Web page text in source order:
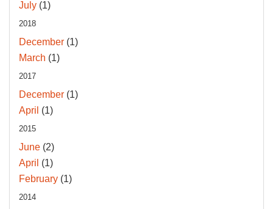
July (1)
2018
December (1)
March (1)
2017
December (1)
April (1)
2015
June (2)
April (1)
February (1)
2014